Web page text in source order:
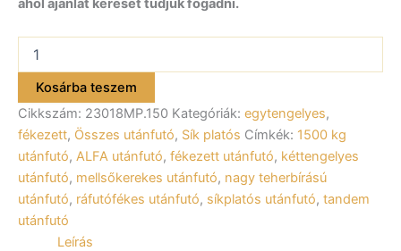
23018MP.150-
egytengelyes
fékezett
utánfutó
300x180cm
–
1500kg
össztömeg
mennyiség
Kosárba teszem
Cikkszám: 23018MP.150 Kategóriák: egytengelyes,
fékezett, Összes utánfutó, Sík platós Címkék: 1500 kg
utánfutó, ALFA utánfutó, fékezett utánfutó, kéttengelyes
utánfutó, mellsőkerekes utánfutó, nagy teherbírású
utánfutó, ráfutófékes utánfutó, síkplatós utánfutó, tandem
utánfutó
Leírás